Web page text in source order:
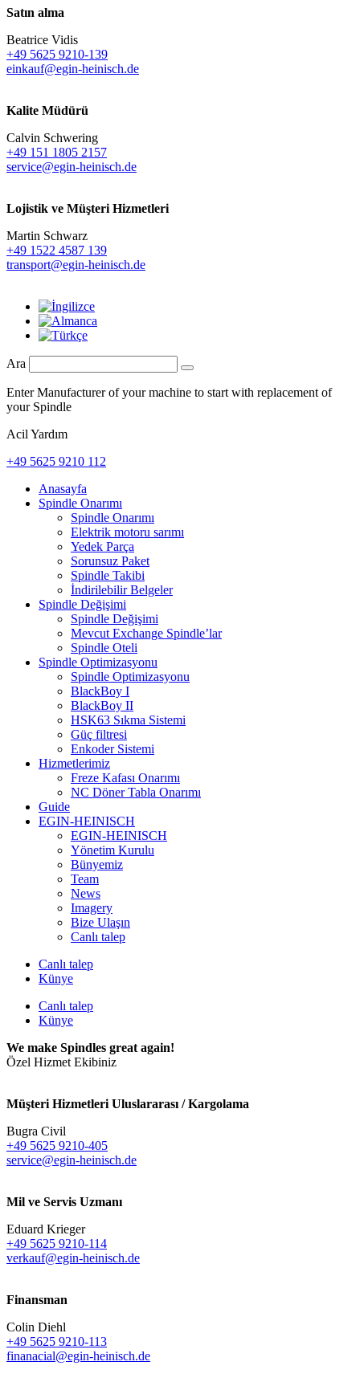
Satın alma
Beatrice Vidis
+49 5625 9210-139
einkauf@egin-heinisch.de
Kalite Müdürü
Calvin Schwering
+49 151 1805 2157
service@egin-heinisch.de
Lojistik ve Müşteri Hizmetleri
Martin Schwarz
+49 1522 4587 139
transport@egin-heinisch.de
Ara
Enter Manufacturer of your machine to start with replacement of
your Spindle
Acil Yardım
+49 5625 9210 112
Anasayfa
Spindle Onarımı
Spindle Onarımı
Elektrik motoru sarımı
Yedek Parça
Sorunsuz Paket
Spindle Takibi
İndirilebilir Belgeler
Spindle Değişimi
Spindle Değişimi
Mevcut Exchange Spindle’lar
Spindle Oteli
Spindle Optimizasyonu
Spindle Optimizasyonu
BlackBoy I
BlackBoy II
HSK63 Sıkma Sistemi
Güç filtresi
Enkoder Sistemi
Hizmetlerimiz
Freze Kafası Onarımı
NC Döner Tabla Onarımı
Guide
EGIN-HEINISCH
EGIN-HEINISCH
Yönetim Kurulu
Bünyemiz
Team
News
Imagery
Bize Ulaşın
Canlı talep
Canlı talep
Künye
Canlı talep
Künye
We make Spindles great again!
Özel Hizmet Ekibiniz
Müşteri Hizmetleri Uluslararası / Kargolama
Bugra Civil
+49 5625 9210-405
service@egin-heinisch.de
Mil ve Servis Uzmanı
Eduard Krieger
+49 5625 9210-114
verkauf@egin-heinisch.de
Finansman
Colin Diehl
+49 5625 9210-113
finanacial@egin-heinisch.de